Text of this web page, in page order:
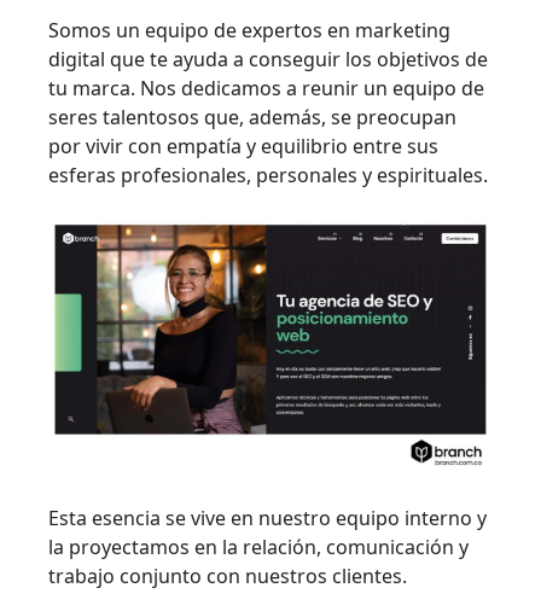
Somos un equipo de expertos en marketing
digital que te ayuda a conseguir los objetivos de
tu marca. Nos dedicamos a reunir un equipo de
seres talentosos que, además, se preocupan
por vivir con empatía y equilibrio entre sus
esferas profesionales, personales y espirituales.
Esta esencia se vive en nuestro equipo interno y
la proyectamos en la relación, comunicación y
trabajo conjunto con nuestros clientes.